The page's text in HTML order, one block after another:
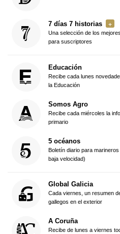
7 días 7 historias
Una selección de los
para suscriptores
Educación
Recibe cada lunes
la Educación
Somos Agro
Recibe cada miércoles la
primario
5 océanos
Boletín diario para
baja velocidad)
Global Galicia
Cada viernes, un resumen
gallegos en el exterior
A Coruña
Recibe de lunes a viernes